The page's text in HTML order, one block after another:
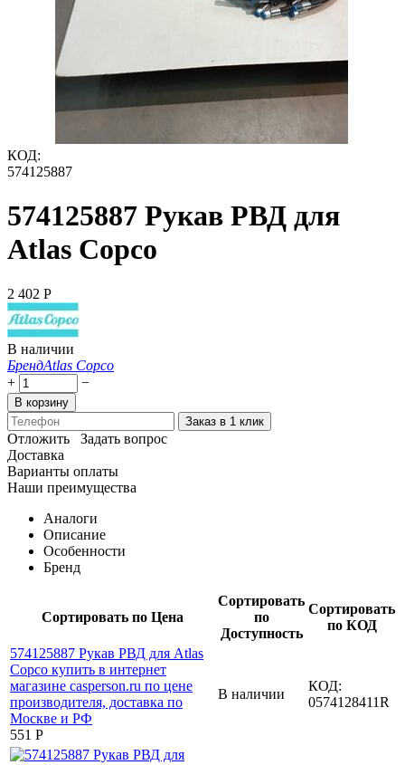
КОД:
574125887
574125887 Рукав РВД для
Atlas Copco
2 402 Р
В наличии
БрендAtlas Copco
+
−
В корзину
Заказ в 1 клик
Отложить
Задать вопрос
Доставка
Варианты оплаты
Наши преимущества
Аналоги
Описание
Особенности
Бренд
Сортировать по Цена
Сортировать
по
Доступность
Сортировать
по КОД
‍551‍ Р
В наличии
КОД:
0574128411R